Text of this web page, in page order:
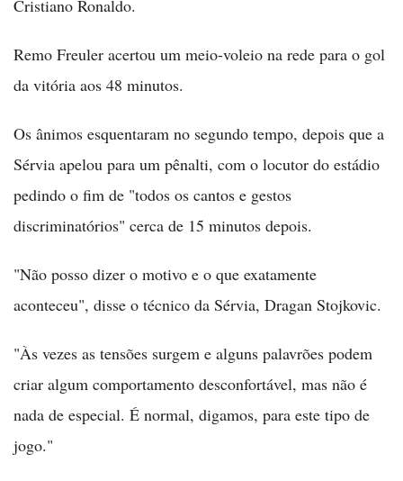
Cristiano Ronaldo.
Remo Freuler acertou um meio-voleio na rede para o gol
da vitória aos 48 minutos.
Os ânimos esquentaram no segundo tempo, depois que a
Sérvia apelou para um pênalti, com o locutor do estádio
pedindo o fim de "todos os cantos e gestos
discriminatórios" cerca de 15 minutos depois.
"Não posso dizer o motivo e o que exatamente
aconteceu", disse o técnico da Sérvia, Dragan Stojkovic.
"Às vezes as tensões surgem e alguns palavrões podem
criar algum comportamento desconfortável, mas não é
nada de especial. É normal, digamos, para este tipo de
jogo."